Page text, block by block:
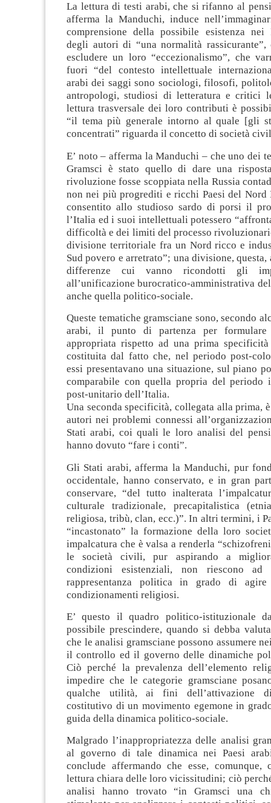
La lettura di testi arabi, che si rifanno al
afferma la Manduchi, induce
comprensione della possibile esistenza nei
degli autori di “una normalità
escludere un loro “eccezionalismo”, che
fuori “del contesto intellettuale
arabi dei saggi sono sociologi, filosofi,
antropologi, studiosi di letteratura e critici
lettura trasversale dei loro contributi è
“il tema più generale intorno al quale [gli
concentrati” riguarda il concetto di società
E’ noto – afferma la Manduchi – che uno dei
Gramsci è stato quello di dare una
rivoluzione fosse scoppiata nella Russia
non nei più progrediti e ricchi Paesi del Nord
consentito allo studioso sardo di porsi il
l’Italia ed i suoi intellettuali potessero
difficoltà e dei limiti del processo
divisione territoriale fra un Nord ricco e
Sud povero e arretrato”; una divisione,
differenze cui vanno ricondotti gli
all’unificazione burocratico-amministrativa
anche quella politico-sociale.
Queste tematiche gramsciane sono, secondo
arabi, il punto di partenza per formulare
appropriata rispetto ad una prima
costituita dal fatto che, nel periodo post-
essi presentavano una situazione, sul piano
comparabile con quella propria del periodo
post-unitario dell’Italia.
Una seconda specificità, collegata alla prima,
autori nei problemi connessi
Stati arabi, coi quali le loro analisi del
hanno dovuto “fare i conti”.
Gli Stati arabi, afferma la Manduchi, pur
occidentale, hanno conservato, e in gran
conservare, “del tutto inalterata
culturale tradizionale, precapitalistica
religiosa, tribù, clan, ecc.)”. In altri termini, i
“incastonato” la formazione della loro
impalcatura che è valsa a renderla
le società civili, pur aspirando a
condizioni esistenziali, non riescono ad
rappresentanza politica in grado di agire
condizionamenti religiosi.
E’ questo il quadro politico-istituzionale
possibile prescindere, quando si debba
che le analisi gramsciane possono assumere
il controllo ed il governo delle dinamiche
Ciò perché la prevalenza dell’elemento
impedire che le categorie gramsciane
qualche utilità, ai fini dell’attivazione
costitutivo di un movimento egemone in
guida della dinamica politico-sociale.
Malgrado l’inappropriatezza delle analisi
al governo di tale dinamica nei Paesi
conclude affermando che esse, comunque,
lettura chiara delle loro vicissitudini; ciò
analisi hanno trovato “in Gramsci una